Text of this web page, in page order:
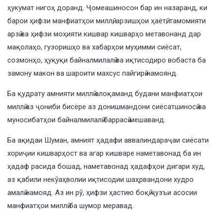
ҳукумат нигоҳ доранд. Ҷомеашиносон бар ин назаранд, ки
барои ҳифзи манфиатҳои миллӣ, арзишҳои ҳаётӣ, тамомияти
арзӣ ва ҳифзи моҳияти кишвар кишварҳо метавонанд дар
мақолаҳо, гузоришҳо ва хабарҳои муҳимми сиёсат,
созмонҳо, ҳуқуқи байналмилалӣ ва иқтисодиро вобаста ба
замону макон ва шароити махсус пайгирӣ намоянд.
Ба қудрату амнияти миллӣ алоқаманд будани манфиатҳои
миллӣ аз ҷониби бисёре аз донишмандони сиёсатшиносӣ ва
муносибатҳои байналмилалӣ баррасӣ мешаванд.
Ба ақидаи Шуман, амният ҳадафи аввалиндараҷаи сиёсати
хориҷии кишварҳост ва агар кишваре наметавонад ба ин
ҳадаф расида бошад, наметавонад ҳадафҳои дигари худ,
аз қабили некӯаҳволии иқтисодии шаҳрвандони худро
амалӣ намояд. Аз ин рӯ, ҳифзи ҳастию боқӣ ҷузъи асосии
манфиатҳои миллӣ ба шумор меравад.